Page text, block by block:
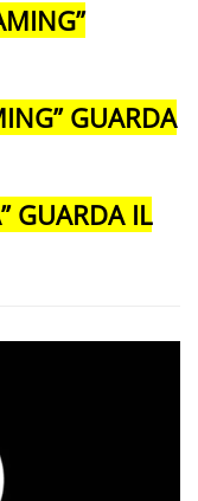
GUARDA
GUARDA IL